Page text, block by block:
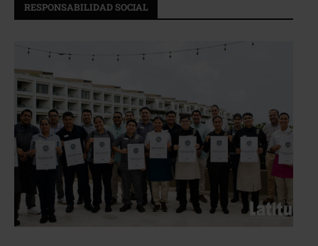
RESPONSABILIDAD SOCIAL